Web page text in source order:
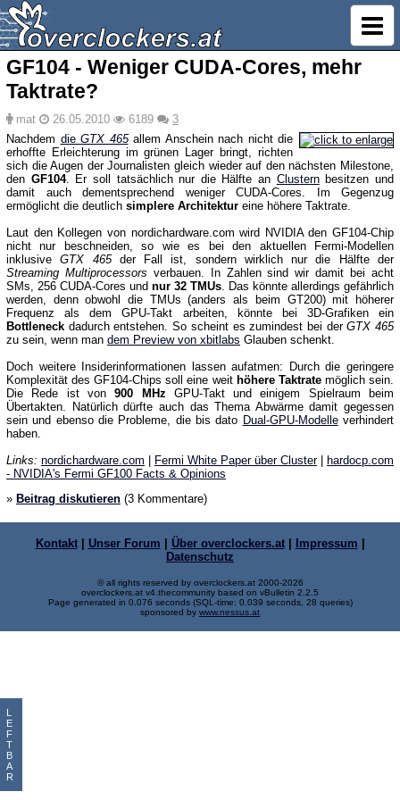
GF104 - Weniger CUDA-Cores, mehr
Taktrate?
mat 26.05.2010 6189
3
Nachdem die GTX 465allem Anschein nach nicht die
erhoffte Erleichterung im grünen Lager bringt, richten
sich die Augen der Journalisten gleich wieder auf den nächsten Milestone,
den GF104. Er soll tatsächlich nur die Hälfte an Clusternbesitzen und
damit auch dementsprechend weniger CUDA-Cores. Im Gegenzug
ermöglicht die deutlich simplere Architektur eine höhere Taktrate.
Laut den Kollegen von nordichardware.com wird NVIDIA den GF104-Chip
nicht nur beschneiden, so wie es bei den aktuellen Fermi-Modellen
inklusiveGTX 465der Fall ist, sondern wirklich nur die Hälfte der
Streaming Multiprocessors verbauen. In Zahlen sind wir damit bei acht
SMs, 256 CUDA-Cores und nur 32 TMUs . Das könnte allerdings gefährlich
werden, denn obwohl die TMUs (anders als beim GT200) mit höherer
Frequenz als dem GPU-Takt arbeiten, könnte bei 3D-Grafiken ein
Bottleneck dadurch entstehen. So scheint es zumindest bei derGTX 465
zu sein, wenn man dem Preview von xbitlabs Glauben schenkt.
Doch weitere Insiderinformationen lassen aufatmen: Durch die geringere
Komplexität des GF104-Chips soll eine weit höhere Taktratemöglich sein.
Die Rede ist von900 MHz GPU-Takt und einigem Spielraum beim
Übertakten. Natürlich dürfte auch das Thema Abwärme damit gegessen
sein und ebenso die Probleme, die bis dato Dual-GPU-Modelleverhindert
haben.
Links: nordichardware.com | Fermi White Paper über Cluster| hardocp.com
- NVIDIA's Fermi GF100 Facts & Opinions
» Beitrag diskutieren (3 Kommentare)
L
E
F
T
B
A
R
Kontakt| Unser Forum | Über overclockers.at| Impressum |
Datenschutz
© all rights reserved by overclockers.at 2000-2026
overclockers.at v4.thecommunity based on vBulletin 2.2.5
Page generated in 0.076 seconds (SQL-time: 0.039 seconds, 28 queries)
sponsored by www.nessus.at